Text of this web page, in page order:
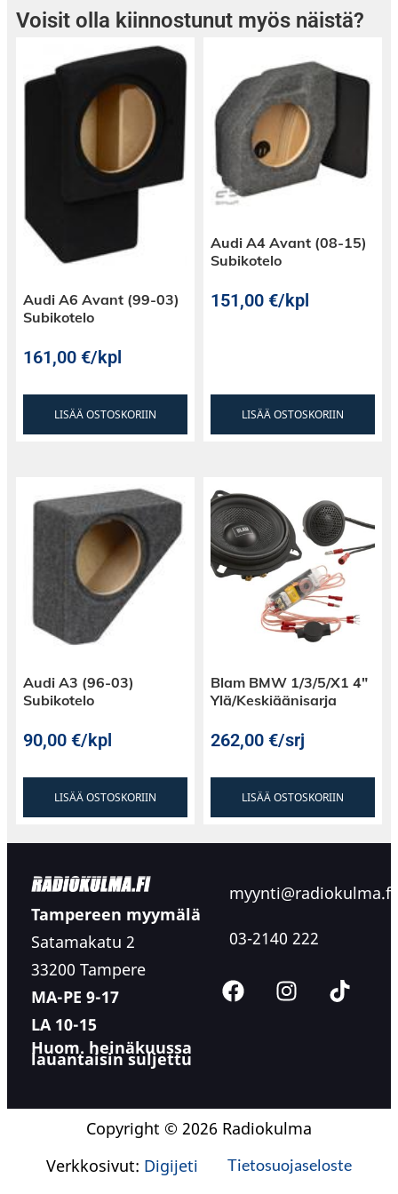
Voisit olla kiinnostunut myös näistä?
Audi A6 Avant (99-03)
Subikotelo
161,00€/kpl
LISÄÄ OSTOSKORIIN
Audi A4 Avant (08-15)
Subikotelo
151,00€/kpl
LISÄÄ OSTOSKORIIN
Audi A3 (96-03)
Subikotelo
90,00€/kpl
LISÄÄ OSTOSKORIIN
Blam BMW 1/3/5/X1 4″
Ylä/Keskiäänisarja
262,00€/srj
LISÄÄ OSTOSKORIIN
Tampereen myymälä
Satamakatu 2
33200 Tampere
MA-PE 9-17
LA 10-15
Huom. heinäkuussa
lauantaisin suljettu
myynti@radiokulma.fi
03-2140 222
Copyright © 2026 Radiokulma
Verkkosivut: Digijeti Tietosuojaseloste